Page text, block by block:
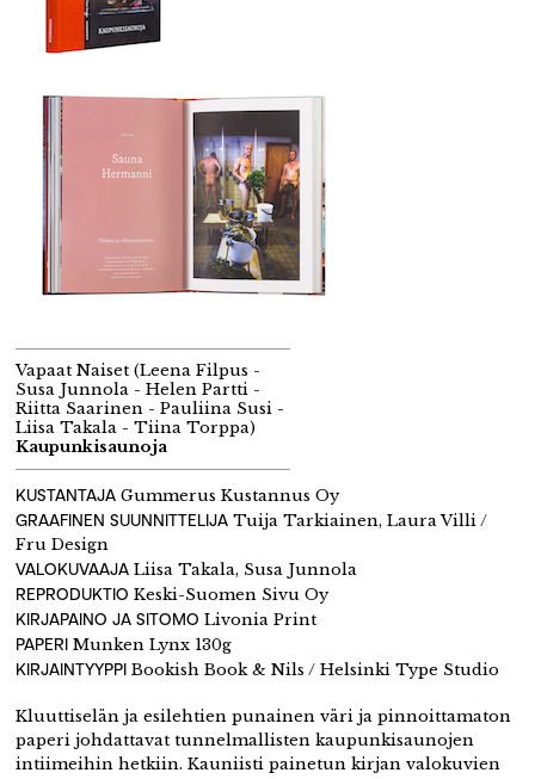
Vapaat Naiset (Leena Filpus -
Susa Junnola - Helen Partti -
Riitta Saarinen - Pauliina Susi -
Liisa Takala - Tiina Torppa)
Kaupunkisaunoja
KUSTANTAJA Gummerus Kustannus Oy
GRAAFINEN SUUNNITTELIJA Tuija Tarkiainen, Laura Villi /
Fru Design
VALOKUVAAJA Liisa Takala, Susa Junnola
REPRODUKTIO Keski-Suomen Sivu Oy
KIRJAPAINO JA SITOMO Livonia Print
PAPERI Munken Lynx 130g
KIRJAINTYYPPI Bookish Book & Nils / Helsinki Type Studio
Kluuttiselän ja esilehtien punainen väri ja pinnoittamaton
paperi johdattavat tunnelmallisten kaupunkisaunojen
intiimeihin hetkiin. Kauniisti painetun kirjan valokuvien